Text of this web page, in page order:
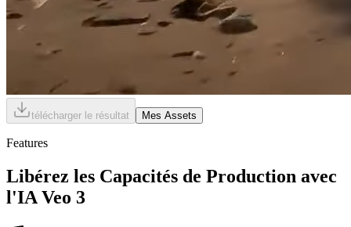
télécharger le résultat Mes Assets
Features
Libérez les Capacités de Production avec
l'IA Veo 3